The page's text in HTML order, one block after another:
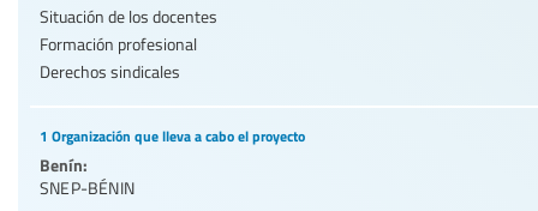
Situación de los docentes
Formación profesional
Derechos sindicales
1 Organización que lleva a cabo el proyecto
Benín:
SNEP-BÉNIN